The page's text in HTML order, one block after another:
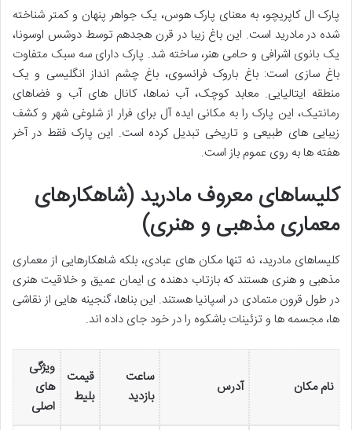
پارک ال کاپریچو، به معنای پارک هوس، یک جواهر پنهان و کمتر شناخته
شده در مادرید است. این باغ زیبا در قرن هجدهم توسط دوشس اوسونا،
یک بانوی اشرافی و حامی هنر، ساخته شد. پارک دارای سه سبک متفاوت
باغ سازی است: باغ باروک فرانسوی، باغ چشم انداز انگلیسی و یک
منطقه ایتالیایی. معابد کوچک، آب نماها، کانال های آب و فضاهای
رمانتیک، این پارک را به مکانی ایده آل برای فرار از شلوغی شهر و کشف
زیبایی های طبیعی و تاریخی تبدیل کرده است. این پارک فقط در آخر
هفته ها به روی عموم باز است.
کلیساهای معروف مادرید (شاهکارهای
معماری مذهبی و هنری)
کلیساهای مادرید، نه تنها مکان های عبادی، بلکه شاهکارهایی از معماری
مذهبی و هنری هستند که بازتاب دهنده ی ایمان عمیق و خلاقیت هنری
در طول قرون متمادی در اسپانیا هستند. این بناها، گنجینه هایی از نقاشی
ها، مجسمه ها و تزئینات باشکوه را در خود جای داده اند.
نام مکان آدرس
ساعت
بازدید
قیمت
بلیط
ویژگی
های
اصلی